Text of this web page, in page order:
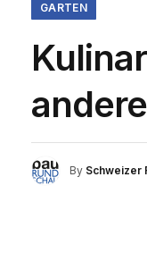
GARTEN
By Schweizer